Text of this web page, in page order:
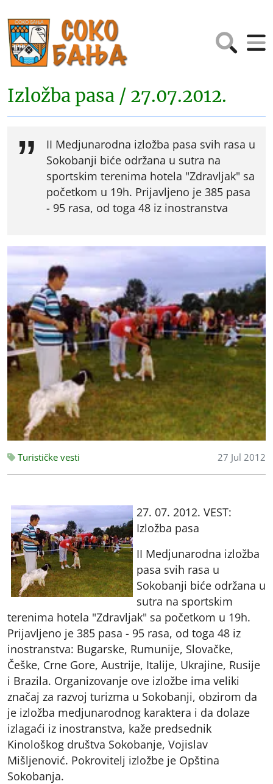
Izložba pasa / 27.07.2012.
II Medjunarodna izložba pasa svih rasa u
Sokobanji biće održana u sutra na
sportskim terenima hotela "Zdravljak" sa
početkom u 19h. Prijavljeno je 385 pasa
- 95 rasa, od toga 48 iz inostranstva
Turističke vesti 27 Jul 2012
27. 07. 2012. VEST:
Izložba pasa
II Medjunarodna izložba
pasa svih rasa u
Sokobanji biće održana u
sutra na sportskim
terenima hotela "Zdravljak" sa početkom u 19h.
Prijavljeno je 385 pasa - 95 rasa, od toga 48 iz
inostranstva: Bugarske, Rumunije, Slovačke,
Češke, Crne Gore, Austrije, Italije, Ukrajine, Rusije
i Brazila. Organizovanje ove izložbe ima veliki
značaj za razvoj turizma u Sokobanji, obzirom da
je izložba medjunarodnog karaktera i da dolaze
izlagaći iz inostranstva, kaže predsednik
Kinološkog društva Sokobanje, Vojislav
Mišljenović. Pokrovitelj izložbe je Opština
Sokobanja.